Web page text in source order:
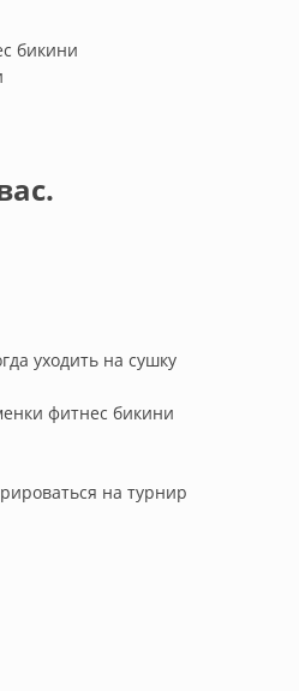
бикини
уходить на сушку
фитнес бикини
на турнир